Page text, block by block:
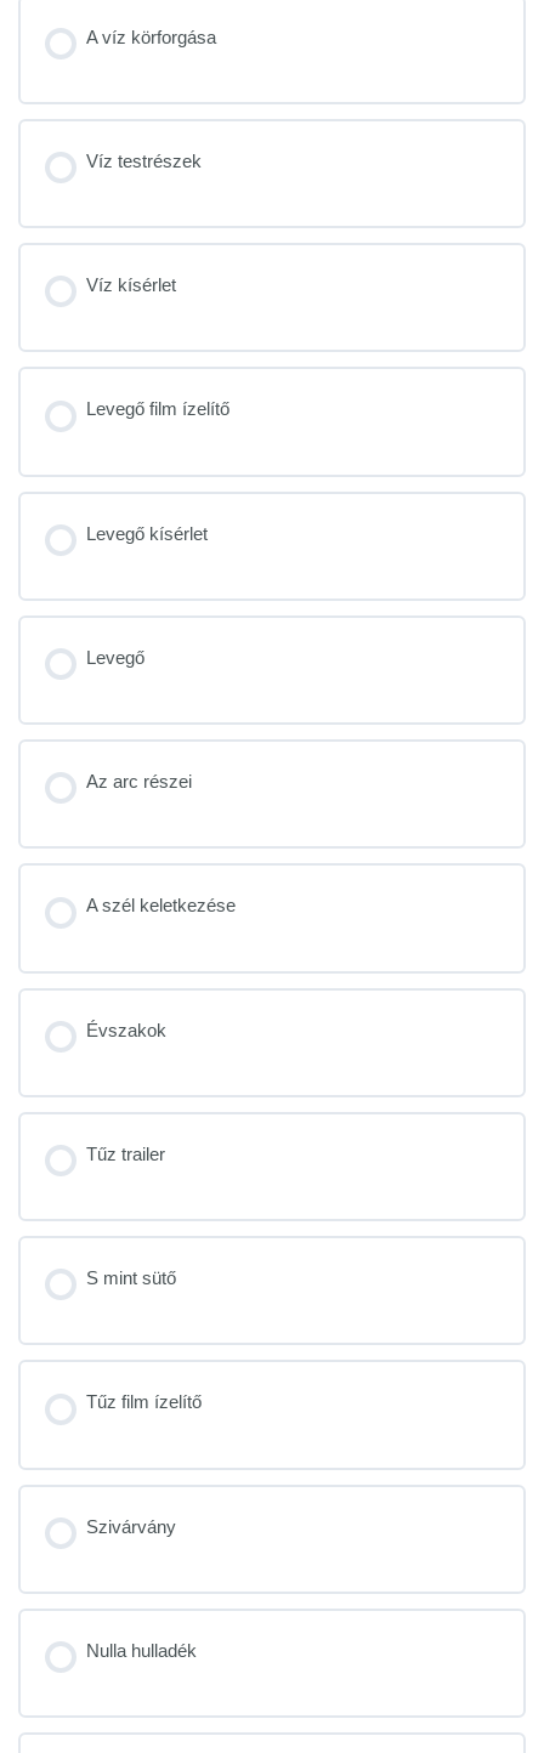
A víz körforgása
Víz testrészek
Víz kísérlet
Levegő film ízelítő
Levegő kísérlet
Levegő
Az arc részei
A szél keletkezése
Évszakok
Tűz trailer
S mint sütő
Tűz film ízelítő
Szivárvány
Nulla hulladék